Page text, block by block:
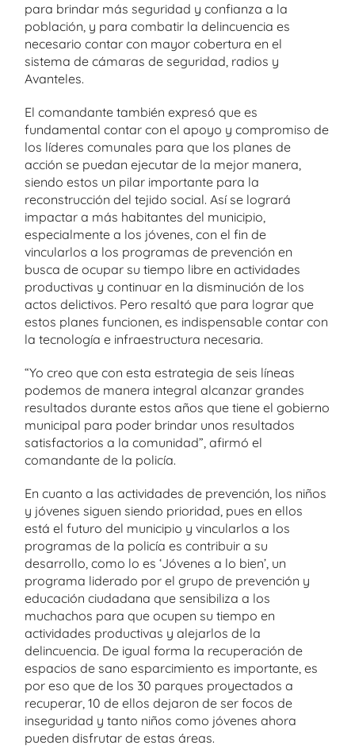
para brindar más seguridad y confianza a la
población, y para combatir la delincuencia es
necesario contar con mayor cobertura en el
sistema de cámaras de seguridad, radios y
Avanteles.
El comandante también expresó que es
fundamental contar con el apoyo y compromiso de
los líderes comunales para que los planes de
acción se puedan ejecutar de la mejor manera,
siendo estos un pilar importante para la
reconstrucción del tejido social. Así se logrará
impactar a más habitantes del municipio,
especialmente a los jóvenes, con el fin de
vincularlos a los programas de prevención en
busca de ocupar su tiempo libre en actividades
productivas y continuar en la disminución de los
actos delictivos. Pero resaltó que para lograr que
estos planes funcionen, es indispensable contar con
la tecnología e infraestructura necesaria.
“Yo creo que con esta estrategia de seis líneas
podemos de manera integral alcanzar grandes
resultados durante estos años que tiene el gobierno
municipal para poder brindar unos resultados
satisfactorios a la comunidad”, afirmó el
comandante de la policía.
En cuanto a las actividades de prevención, los niños
y jóvenes siguen siendo prioridad, pues en ellos
está el futuro del municipio y vincularlos a los
programas de la policía es contribuir a su
desarrollo, como lo es ‘Jóvenes a lo bien’, un
programa liderado por el grupo de prevención y
educación ciudadana que sensibiliza a los
muchachos para que ocupen su tiempo en
actividades productivas y alejarlos de la
delincuencia. De igual forma la recuperación de
espacios de sano esparcimiento es importante, es
por eso que de los 30 parques proyectados a
recuperar, 10 de ellos dejaron de ser focos de
inseguridad y tanto niños como jóvenes ahora
pueden disfrutar de estas áreas.